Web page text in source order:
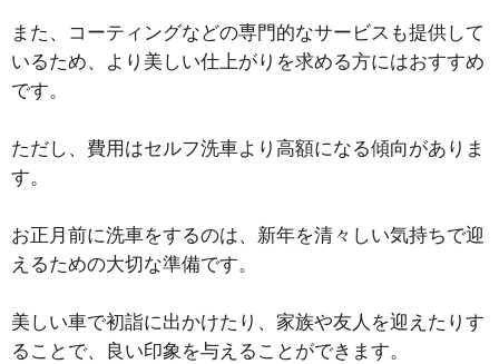
また、コーティングなどの専門的なサービスも提供して
いるため、より美しい仕上がりを求める方にはおすすめ
です。
ただし、費用はセルフ洗車より高額になる傾向がありま
す。
お正月前に洗車をするのは、新年を清々しい気持ちで迎
えるための大切な準備です。
美しい車で初詣に出かけたり、家族や友人を迎えたりす
ることで、良い印象を与えることができます。